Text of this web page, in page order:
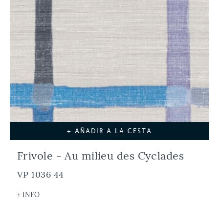
+ AÑADIR A LA CESTA
Frivole - Au milieu des Cyclades
VP 1036 44
+ INFO